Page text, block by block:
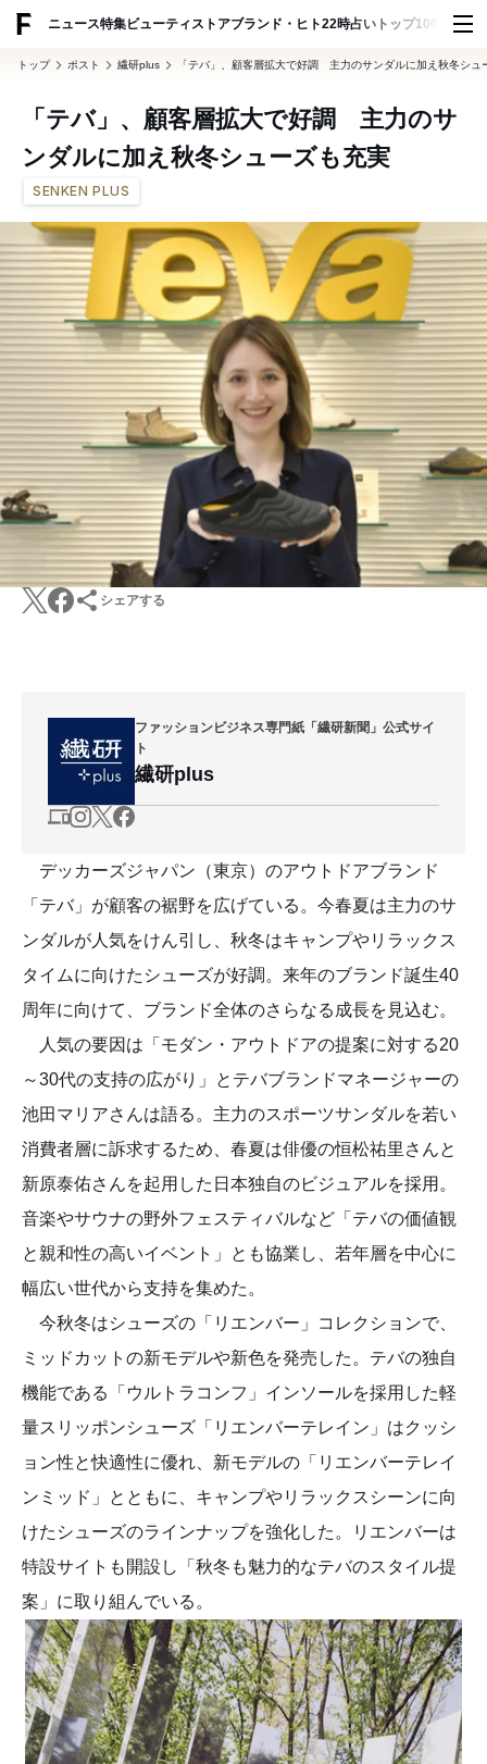
ニュース特集ビューティ ストアブランド・ヒト22時占い トップ100 スナッ
トップ ポスト 繊研plus 「テバ」、顧客層拡大で好調 主力のサンダルに加え秋冬シュ
「テバ」、顧客層拡大で好調 主力のサ
ンダルに加え秋冬シューズも充実
SENKEN PLUS
シェアする
ファッションビジネス専門紙「繊研新聞」公式サイ
ト
繊研plus
デッカーズジャパン（東京）のアウトドアブランド
「テバ」が顧客の裾野を広げている。今春夏は主力のサ
ンダルが人気をけん引し、秋冬はキャンプやリラックス
タイムに向けたシューズが好調。来年のブランド誕生40
周年に向けて、ブランド全体のさらなる成長を見込む。
人気の要因は「モダン・アウトドアの提案に対する20
～30代の支持の広がり」とテバブランドマネージャーの
池田マリアさんは語る。主力のスポーツサンダルを若い
消費者層に訴求するため、春夏は俳優の恒松祐里さんと
新原泰佑さんを起用した日本独自のビジュアルを採用。
音楽やサウナの野外フェスティバルなど「テバの価値観
と親和性の高いイベント」とも協業し、若年層を中心に
幅広い世代から支持を集めた。
今秋冬はシューズの「リエンバー」コレクションで、
ミッドカットの新モデルや新色を発売した。テバの独自
機能である「ウルトラコンフ」インソールを採用した軽
量スリッポンシューズ「リエンバーテレイン」はクッシ
ョン性と快適性に優れ、新モデルの「リエンバーテレイ
ンミッド」とともに、キャンプやリラックスシーンに向
けたシューズのラインナップを強化した。リエンバーは
特設サイトも開設し「秋冬も魅力的なテバのスタイル提
案」に取り組んでいる。